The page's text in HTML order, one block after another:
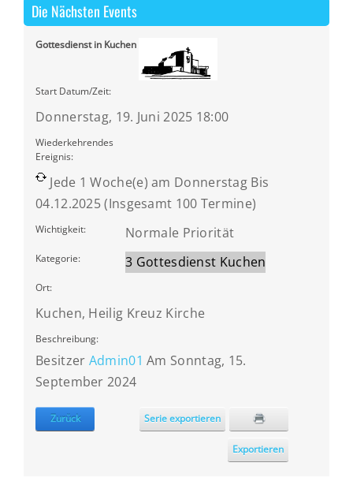
Die Nächsten Events
Gottesdienst in Kuchen
Start Datum/Zeit:
Donnerstag, 19. Juni 2025 18:00
Wiederkehrendes
Ereignis:
Jede 1 Woche(e) am Donnerstag Bis
04.12.2025 (Insgesamt 100 Termine)
Wichtigkeit: Normale Priorität
Kategorie: 3 Gottesdienst Kuchen
Ort:
Kuchen, Heilig Kreuz Kirche
Beschreibung:
Besitzer Admin01 Am Sonntag, 15.
September 2024
Zurück Serie exportieren
Exportieren